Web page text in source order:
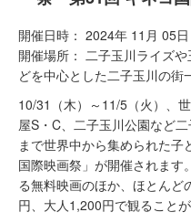
開催日時： 2024年 11月 05日
開催場所： ⼆⼦⽟川ライズ
どを中⼼とした⼆⼦⽟川の街
10/31（木）～11/5（火）、
屋S・C、⼆⼦⽟川公園など
まで世界中から集められた子
国際映画祭」が開催されま
る無料映画のほか、ほとんど
円、大人1,200円で観ることが